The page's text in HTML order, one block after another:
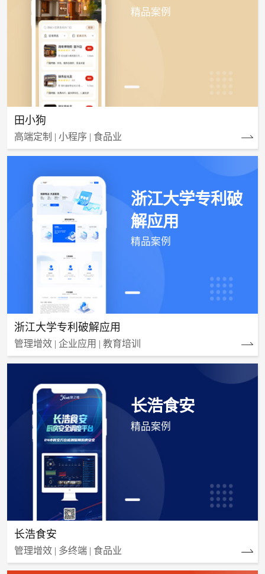
精品案例
田小狗
高端定制 | 小程序 | 食品业
浙江大学专利破
解应用
精品案例
浙江大学专利破解应用
管理增效 | 企业应用 | 教育培训
长浩食安
精品案例
长浩食安
管理增效 | 多终端 | 食品业